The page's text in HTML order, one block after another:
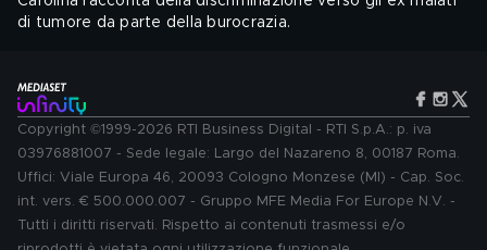
di tumore da parte della burocrazia.
Copyright ©1999-2026 RTI Business Digital - RTI S.p.A.: p. iva
03976881007 - Sede legale: Largo del Nazareno 8, 00187 Roma.
Uffici: Viale Europa 46, 20093 Cologno Monzese (MI) - Cap. Soc.
int. vers. € 500.000.007 - Gruppo MFE Media For Europe N.V. -
Tutti i diritti riservati. Rispetto ai contenuti trasmessi e/o